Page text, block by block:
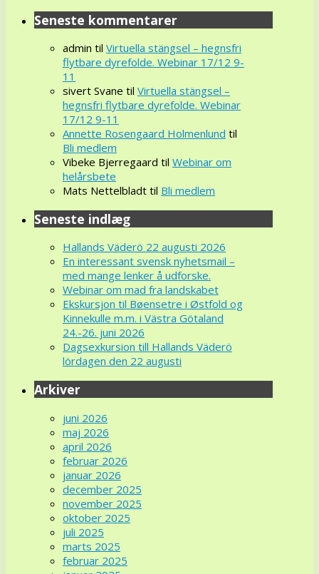
Seneste kommentarer
admin til Virtuella stängsel – hegnsfri
flytbare dyrefolde. Webinar 17/12 9-
11
sivert Svane til Virtuella stängsel –
hegnsfri flytbare dyrefolde. Webinar
17/12 9-11
Annette Rosengaard Holmenlund til
Bli medlem
Vibeke Bjerregaard til Webinar om
helårsbete
Mats Nettelbladt til Bli medlem
Seneste indlæg
Hallands Väderö 22 augusti 2026
En interessant svensk nyhetsmail –
med mange lenker å udforske.
Webinar om mad fra landskabet
Ekskursjon til Bøensetre i Østfold og
Kinnekulle m.m. i Västra Götaland
24.-26. juni 2026
Dagsexkursion till Hallands Väderö
lördagen den 22 augusti
Arkiver
juni 2026
maj 2026
april 2026
februar 2026
januar 2026
december 2025
november 2025
oktober 2025
juli 2025
marts 2025
februar 2025